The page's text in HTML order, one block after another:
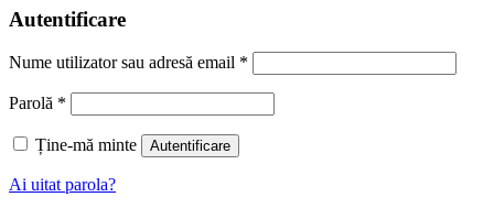
Autentificare
Nume utilizator sau adresă email *
Parolă *
Ține-mă minte Autentificare
Ai uitat parola?